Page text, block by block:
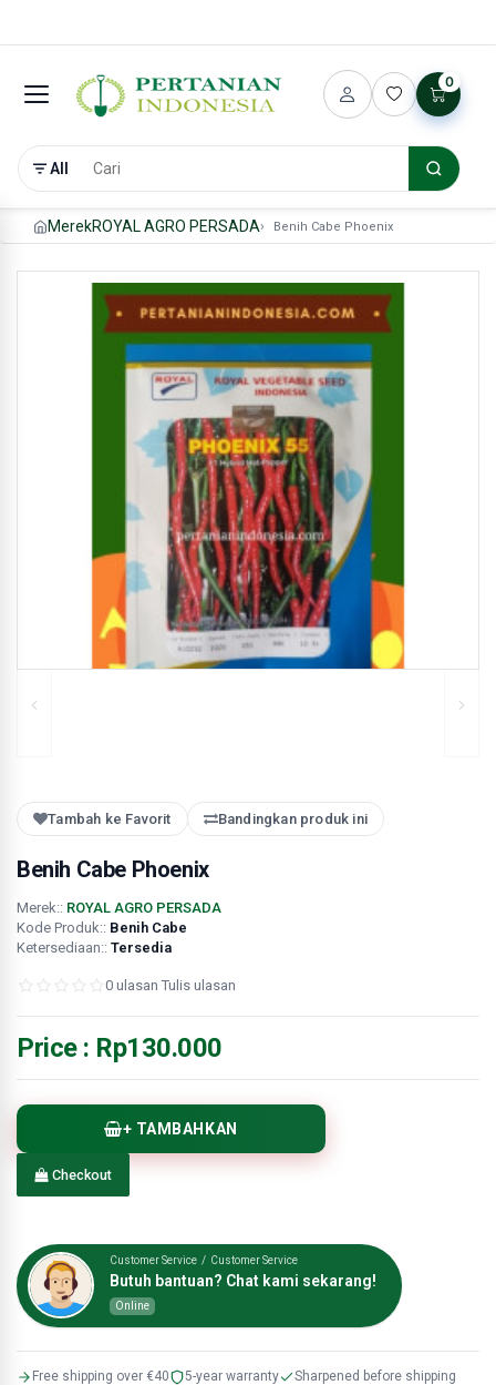
All
0
MerekROYAL AGRO PERSADA Benih Cabe Phoenix
Tambah ke Favorit Bandingkan produk ini
Benih Cabe Phoenix
Merek:: ROYAL AGRO PERSADA
Kode Produk:: Benih Cabe
Ketersediaan:: Tersedia
0 ulasan Tulis ulasan
Price : Rp130.000
+ TAMBAHKAN
Checkout
Customer Service / Customer Service
Butuh bantuan? Chat kami sekarang!
Online
Free shipping over €40 5-year warranty Sharpened before shipping